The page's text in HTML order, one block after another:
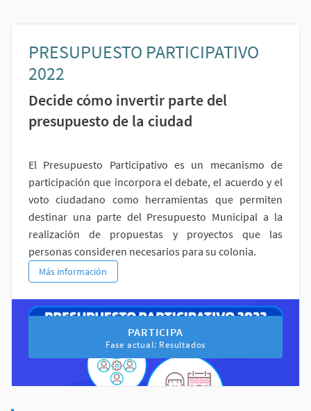
PRESUPUESTO PARTICIPATIVO
2022
Decide cómo invertir parte del
presupuesto de la ciudad
El Presupuesto Participativo es un mecanismo de
participación que incorpora el debate, el acuerdo y el
voto ciudadano como herramientas que permiten
destinar una parte del Presupuesto Municipal a la
realización de propuestas y proyectos que las
personas consideren necesarios para su colonia.
PRESUPUESTO PARTICIPATIVO 2022
Más información
PARTICIPA EN EL PROCESO
PARTICIPA
Fase actual: Resultados